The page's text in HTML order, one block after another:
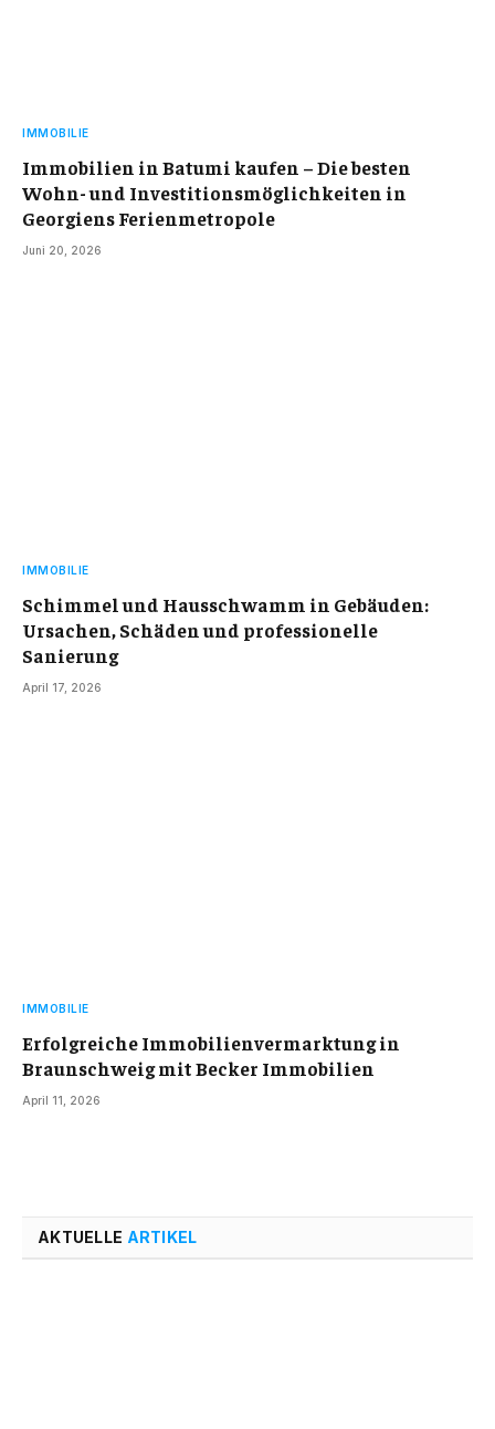
IMMOBILIE
Immobilien in Batumi kaufen – Die besten
Wohn- und Investitionsmöglichkeiten in
Georgiens Ferienmetropole
Juni 20, 2026
IMMOBILIE
Schimmel und Hausschwamm in Gebäuden:
Ursachen, Schäden und professionelle
Sanierung
April 17, 2026
IMMOBILIE
Erfolgreiche Immobilienvermarktung in
Braunschweig mit Becker Immobilien
April 11, 2026
AKTUELLE ARTIKEL